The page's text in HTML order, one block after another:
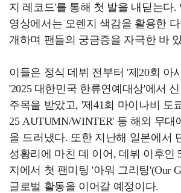
지 레코드'를 통해 첫 발을 내딛는다.
영상에서는 오렌지 색감을 활용한
개하며 팬들의 궁금증을 자극한 바
이들은 정식 데뷔 전부터 '제20회 아
'2025 대한민국 한류연예대상'에서
주목을 받았고, '제41회 마이나비 도
25 AUTUMN/WINTER' 등 해외 무대
을 드러냈다. 또한 지난해 일본에서
성황리에 마친 데 이어, 데뷔 이후인
지에서 첫 팬미팅 '아워 그리팅'(Our
글로벌 활동을 이어갈 예정이다.